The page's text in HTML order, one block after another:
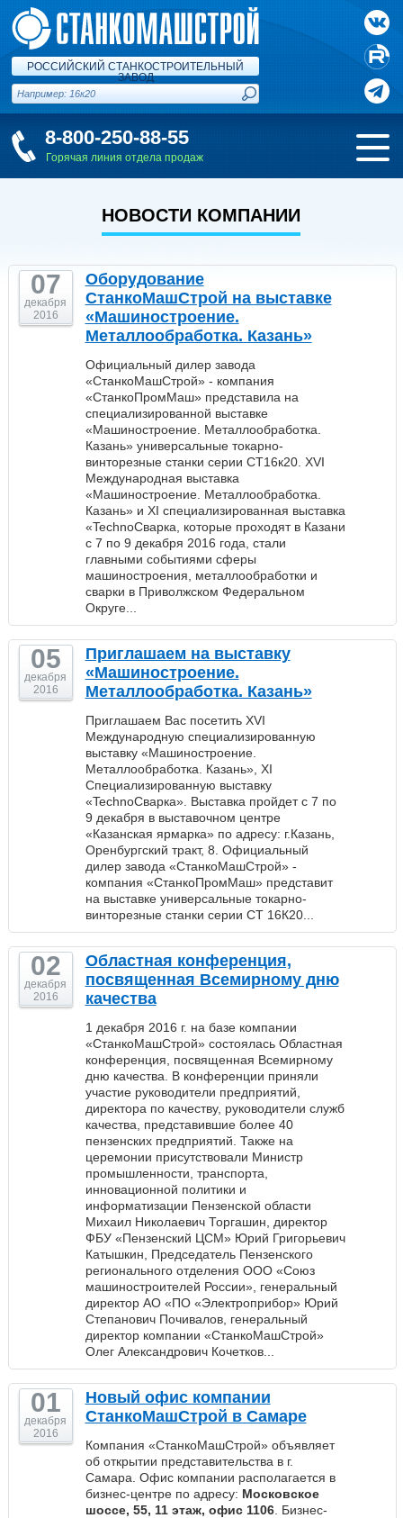
РОССИЙСКИЙ СТАНКОСТРОИТЕЛЬНЫЙ
ЗАВОД
8-800-250-88-55
Горячая линия отдела продаж
НОВОСТИ КОМПАНИИ
07
декабря
2016
Оборудование
СтанкоМашСтрой на выставке
«Машиностроение.
Металлообработка. Казань»
Официальный дилер завода
«СтанкоМашСтрой» - компания
«СтанкоПромМаш» представила на
специализированной выставке
«Машиностроение. Металлообработка.
Казань» универсальные токарно-
винторезные станки серии СТ16к20. XVI
Международная выставка
«Машиностроение. Металлообработка.
Казань» и XI специализированная выставка
«TechnoСварка, которые проходят в Казани
с 7 по 9 декабря 2016 года, стали
главными событиями сферы
машиностроения, металлообработки и
сварки в Приволжском Федеральном
Округе...
05
декабря
2016
Приглашаем на выставку
«Машиностроение.
Металлообработка. Казань»
Приглашаем Вас посетить XVI
Международную специализированную
выставку «Машиностроение.
Металлообработка. Казань», XI
Специализированную выставку
«TechnoСварка». Выставка пройдет с 7 по
9 декабря в выставочном центре
«Казанская ярмарка» по адресу: г.Казань,
Оренбургский тракт, 8. Официальный
дилер завода «СтанкоМашСтрой» -
компания «СтанкоПромМаш» представит
на выставке универсальные токарно-
винторезные станки серии СТ 16К20...
02
декабря
2016
Областная конференция,
посвященная Всемирному дню
качества
1 декабря 2016 г. на базе компании
«СтанкоМашСтрой» состоялась Областная
конференция, посвященная Всемирному
дню качества. В конференции приняли
участие руководители предприятий,
директора по качеству, руководители служб
качества, представившие более 40
пензенских предприятий. Также на
церемонии присутствовали Министр
промышленности, транспорта,
инновационной политики и
информатизации Пензенской области
Михаил Николаевич Торгашин, директор
ФБУ «Пензенский ЦСМ» Юрий Григорьевич
Катышкин, Председатель Пензенского
регионального отделения ООО «Союз
машиностроителей России», генеральный
директор АО «ПО «Электроприбор» Юрий
Степанович Почивалов, генеральный
директор компании «СтанкоМашСтрой»
Олег Александрович Кочетков...
01
декабря
2016
Новый офис компании
СтанкоМашСтрой в Самаре
Компания «СтанкоМашСтрой» объявляет
об открытии представительства в г.
Самара. Офис компании располагается в
бизнес-центре по адресу: Московское
шоссе, 55, 11 этаж, офис 1106. Бизнес-